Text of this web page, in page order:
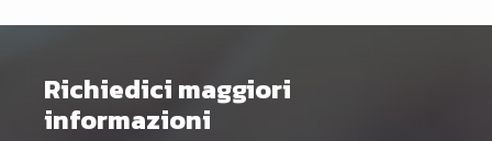
Richiedici maggiori
informazioni